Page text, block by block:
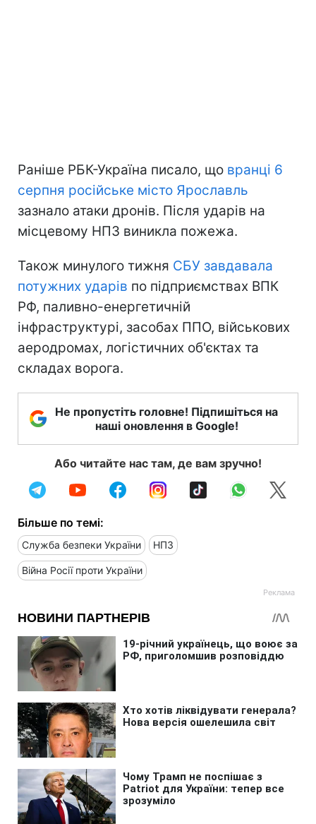
Раніше РБК-Україна писало, що вранці 6
серпня російське місто Ярославль
зазнало атаки дронів. Після ударів на
місцевому НПЗ виникла пожежа.
Також минулого тижня СБУ завдавала
потужних ударів по підприємствах ВПК
РФ, паливно-енергетичній
інфраструктурі, засобах ППО, військових
аеродромах, логістичних об'єктах та
складах ворога.
Не пропустіть головне! Підпишіться на
наші оновлення в Google!
Або читайте нас там, де вам зручно!
Більше по темі:
Служба безпеки України НПЗ
Війна Росії проти України